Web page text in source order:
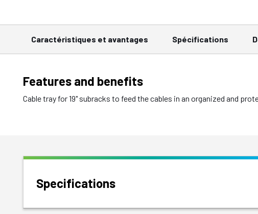
Caractéristiques et avantages Spécifications
Features and benefits
Cable tray for 19" subracks to feed the cables in an organized and
Specifications